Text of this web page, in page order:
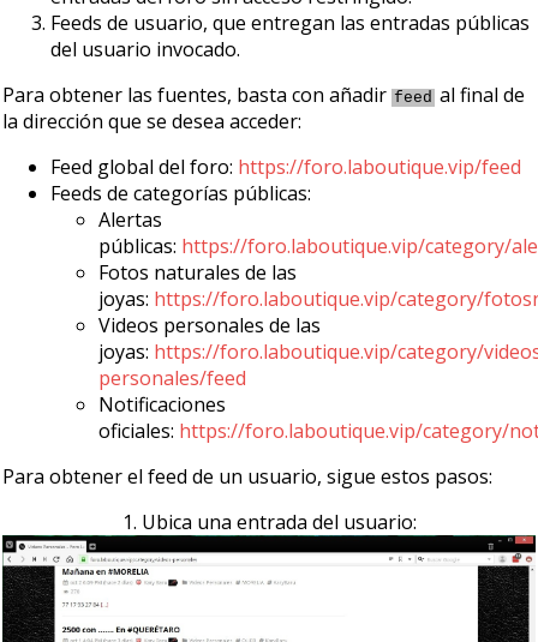
Feeds de usuario, que entregan las entradas públicas
del usuario invocado.
Para obtener las fuentes, basta con añadir feed al final de
la dirección que se desea acceder:
Feed global del foro: https://foro.laboutique.vip/feed
Feeds de categorías públicas:
Alertas
públicas: https://foro.laboutique.vip/category/
Fotos naturales de las
joyas: https://foro.laboutique.vip/category/
Videos personales de las
joyas: https://foro.laboutique.vip/category/
personales/feed
Notificaciones
oficiales: https://foro.laboutique.vip/category/
Para obtener el feed de un usuario, sigue estos pasos:
1. Ubica una entrada del usuario: